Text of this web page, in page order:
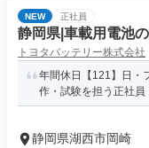
NEW 正社員
静岡県|車載用電池
トヨタバッテリー株式会社
年間休日【121】日・
作・試験を担う正社員
静岡県湖西市岡崎